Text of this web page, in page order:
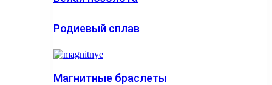
Родиевый сплав
Магнитные браслеты